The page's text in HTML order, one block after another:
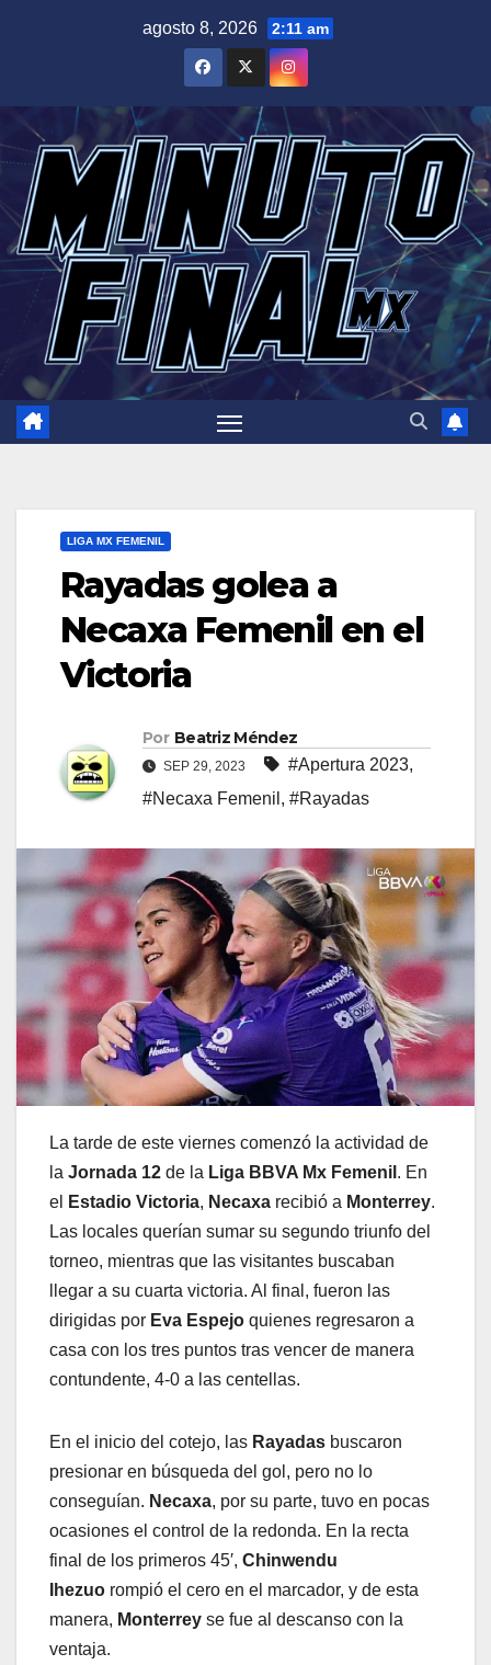
agosto 8, 2026 2:11 am
LIGA MX FEMENIL
Rayadas golea a
Necaxa Femenil en el
Victoria
Por Beatriz Méndez
SEP 29, 2023 #Apertura 2023,
#Necaxa Femenil , #Rayadas
La tarde de este viernes comenzó la actividad de
la Jornada 12 de la Liga BBVA Mx Femenil . En
el
Estadio Victoria, Necaxa recibió a Monterrey.
Las locales querían sumar su segundo triunfo del
torneo, mientras que las visitantes buscaban
llegar a su cuarta victoria. Al final, fueron las
dirigidas por Eva Espejo quienes regresaron a
casa con los tres puntos tras vencer de manera
contundente, 4-0 a las centellas.
En el inicio del cotejo, las Rayadas buscaron
presionar en búsqueda del gol, pero no lo
conseguían. Necaxa, por su parte, tuvo en pocas
ocasiones el control de la redonda. En la recta
final de los primeros 45′, Chinwendu
Ihezuo rompió el cero en el marcador, y de esta
manera, Monterrey se fue al descanso con la
ventaja.